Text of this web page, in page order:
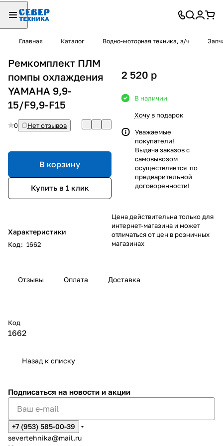
Главная Каталог Водно-моторная техника, з/ч
Ремкомплект ПЛМ
помпы охлаждения
YAMAHA 9,9-
15/F9,9-F15
0 Нет отзывов
В корзину
Купить в 1 клик
Характеристики
Код: 1662
2 520 p
В наличии
Хочу в подарок
Уважаемые
покупатели!
Выдача заказов с
самовывозом
осуществляется по
предварительной
договоренности!
Цена действительна только для
интернет-магазина и может
отличаться от цен в розничных
магазинах
Отзывы Оплата Доставка
Код
1662
Назад к списку
Подписаться на новости и акции
+7 (953) 585-00-39
severtehnika@mail.ru